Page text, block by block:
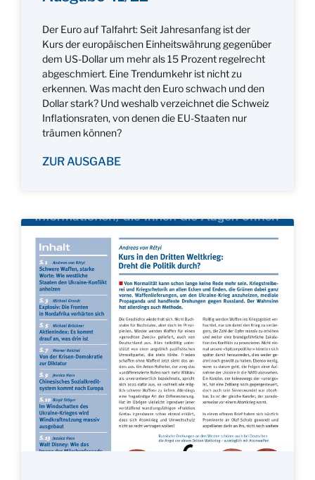
Der Euro auf Talfahrt: Seit Jahresanfang ist der
Kurs der europäischen Einheitswährung gegenüber
dem US-Dollar um mehr als 15 Prozent regelrecht
abgeschmiert. Eine Trendumkehr ist nicht zu
erkennen. Was macht den Euro schwach und den
Dollar stark? Und weshalb verzeichnet die Schweiz
Inflationsraten, von denen die EU-Staaten nur
träumen können?
ZUR AUSGABE